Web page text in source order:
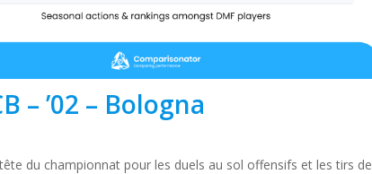
– ’02 – Bologna
du championnat pour les duels au sol offensifs et les tirs de